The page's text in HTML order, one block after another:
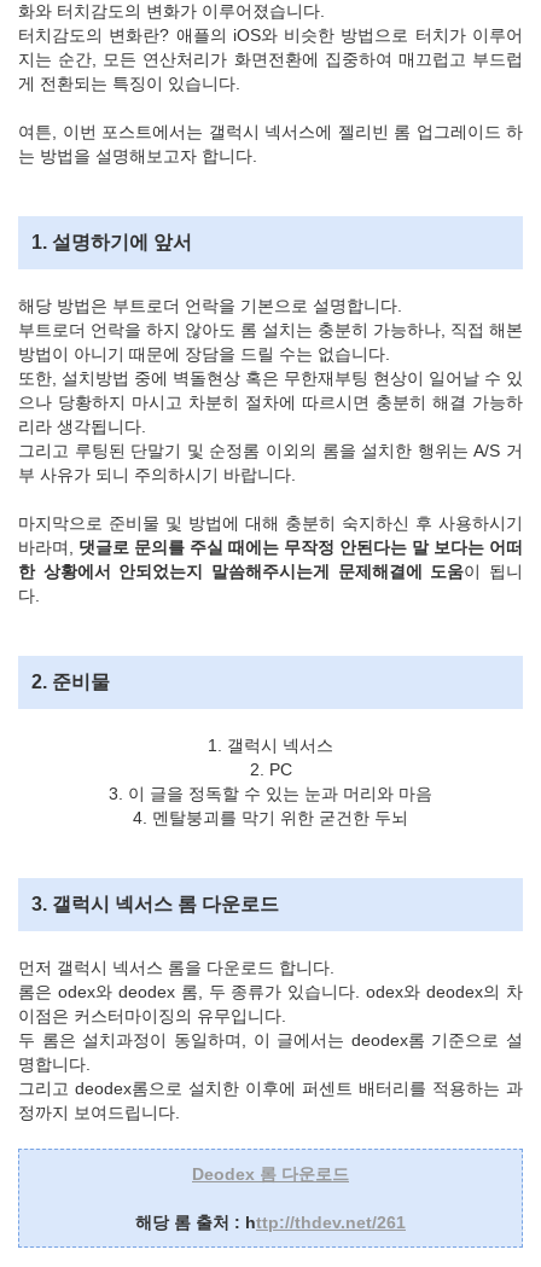
화와 터치감도의 변화가 이루어졌습니다.
터치감도의 변화란? 애플의 iOS와 비슷한 방법으로 터치가 이루어
지는 순간, 모든 연산처리가 화면전환에 집중하여 매끄럽고 부드럽
게 전환되는 특징이 있습니다.
여튼, 이번 포스트에서는 갤럭시 넥서스에 젤리빈 롬 업그레이드 하
는 방법을 설명해보고자 합니다.
1. 설명하기에 앞서
해당 방법은 부트로더 언락을 기본으로 설명합니다.
부트로더 언락을 하지 않아도 롬 설치는 충분히 가능하나, 직접 해본
방법이 아니기 때문에 장담을 드릴 수는 없습니다.
또한, 설치방법 중에 벽돌현상 혹은 무한재부팅 현상이 일어날 수 있
으나 당황하지 마시고 차분히 절차에 따르시면 충분히 해결 가능하
리라 생각됩니다.
그리고 루팅된 단말기 및 순정롬 이외의 롬을 설치한 행위는 A/S 거
부 사유가 되니 주의하시기 바랍니다.
마지막으로 준비물 및 방법에 대해 충분히 숙지하신 후 사용하시기
바라며,
댓글로 문의를 주실 때에는 무작정 안된다는 말 보다는 어떠
한 상황에서 안되었는지 말씀해주시는게 문제해결에 도움이 됩니
다.
2. 준비물
1. 갤럭시 넥서스
2. PC
3. 이 글을 정독할 수 있는 눈과 머리와 마음
4. 멘탈붕괴를 막기 위한 굳건한 두뇌
3. 갤럭시 넥서스 롬 다운로드
먼저 갤럭시 넥서스 롬을 다운로드 합니다.
롬은 odex와 deodex 롬, 두 종류가 있습니다. odex와 deodex의 차
이점은 커스터마이징의 유무입니다.
두 롬은 설치과정이 동일하며, 이 글에서는 deodex롬 기준으로 설
명합니다.
그리고 deodex롬으로 설치한 이후에 퍼센트 배터리를 적용하는 과
정까지 보여드립니다.
Deodex 롬 다운로드
해당 롬 출처 : http://thdev.net/261